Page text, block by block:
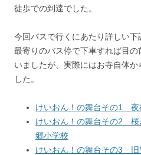
徒歩での到達でした。
今回バスで行くにあたり詳しい下
最寄りのバス停で下車すれば目
いましたが、実際にはお寺自体
した。
けいおん！の舞台その1 夜
けいおん！の舞台その2
郷小学校
けいおん！の舞台その3 旧